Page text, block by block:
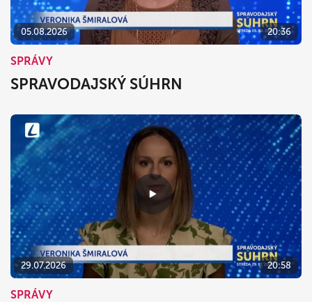
05.08.2026 20:36
SPRÁVY
SPRAVODAJSKÝ SÚHRN
29.07.2026 20:58
SPRÁVY